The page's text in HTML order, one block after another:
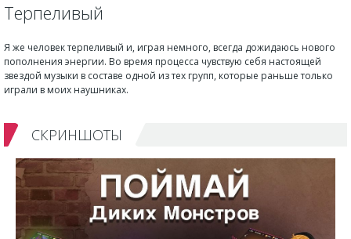
Терпеливый
Я же человек терпеливый и, играя немного, всегда дожидаюсь нового
пополнения энергии. Во время процесса чувствую себя настоящей
звездой музыки в составе одной из тех групп, которые раньше только
играли в моих наушниках.
СКРИНШОТЫ